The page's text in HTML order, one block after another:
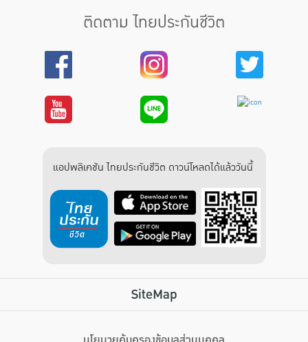
ติดตาม ไทยประกันชีวิต
แอปพลิเคชัน ไทยประกันชีวิต ดาวน์โหลดได้แล้ววันนี้
SiteMap